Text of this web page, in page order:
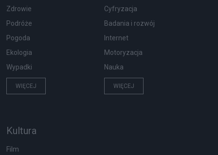
Zdrowie
Podróże
Pogoda
Ekologia
Wypadki
WIĘCEJ
Cyfryzacja
Badania i rozwój
Internet
Motoryzacja
Nauka
WIĘCEJ
Kultura
Film